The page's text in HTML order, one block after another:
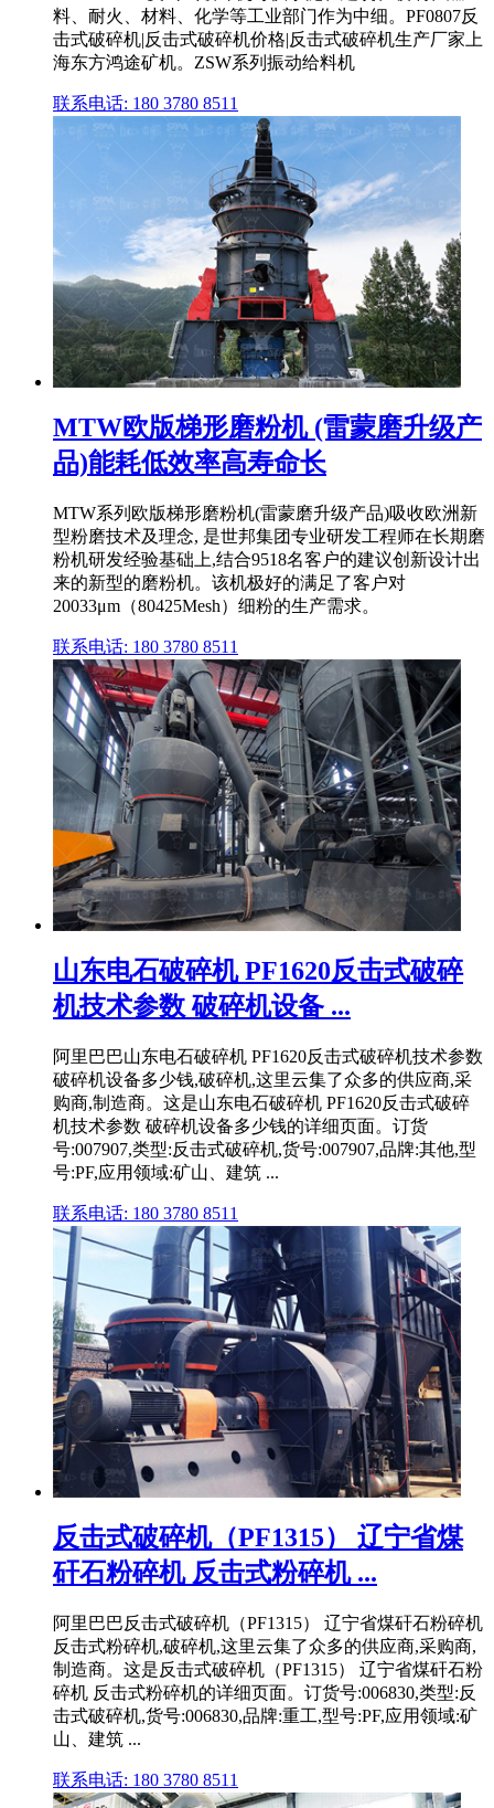
料、耐火、材料、化学等工业部门作为中细。PF0807反
击式破碎机|反击式破碎机价格|反击式破碎机生产厂家上
海东方鸿途矿机。ZSW系列振动给料机
联系电话: 180 3780 8511
MTW欧版梯形磨粉机 (雷蒙磨升级产
品)能耗低效率高寿命长
MTW系列欧版梯形磨粉机(雷蒙磨升级产品)吸收欧洲新
型粉磨技术及理念, 是世邦集团专业研发工程师在长期磨
粉机研发经验基础上,结合9518名客户的建议创新设计出
来的新型的磨粉机。该机极好的满足了客户对
20033μm（80425Mesh）细粉的生产需求。
联系电话: 180 3780 8511
山东电石破碎机 PF1620反击式破碎
机技术参数 破碎机设备 ...
阿里巴巴山东电石破碎机 PF1620反击式破碎机技术参数
破碎机设备多少钱,破碎机,这里云集了众多的供应商,采
购商,制造商。这是山东电石破碎机 PF1620反击式破碎
机技术参数 破碎机设备多少钱的详细页面。订货
号:007907,类型:反击式破碎机,货号:007907,品牌:其他,型
号:PF,应用领域:矿山、建筑 ...
联系电话: 180 3780 8511
反击式破碎机（PF1315） 辽宁省煤
矸石粉碎机 反击式粉碎机 ...
阿里巴巴反击式破碎机（PF1315） 辽宁省煤矸石粉碎机
反击式粉碎机,破碎机,这里云集了众多的供应商,采购商,
制造商。这是反击式破碎机（PF1315） 辽宁省煤矸石粉
碎机 反击式粉碎机的详细页面。订货号:006830,类型:反
击式破碎机,货号:006830,品牌:重工,型号:PF,应用领域:矿
山、建筑 ...
联系电话: 180 3780 8511